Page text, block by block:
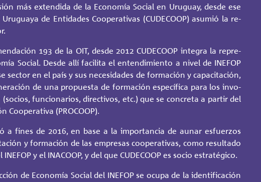
más ex­ten­di­da de la Eco­no­mía So­cial en Uru­guay, desde ese
de En­ti­da­des Coope­ra­ti­vas (CU­DE­CO­OP) asu­mió la re­
193 de la OIT, desde 2012 CU­DE­CO­OP in­te­gra la re­pre­
So­cial. Desde allí fa­ci­li­ta el en­ten­di­mien­to a nivel de INEFOP
sec­tor en el país y sus ne­ce­si­da­des de for­ma­ción y ca­pa­ci­ta­ción,
de una pro­pues­ta de for­ma­ción es­pe­cí­fi­ca para los in­vo­
(so­cios, fun­cio­na­rios, di­rec­ti­vos, etc.) que se con­cre­ta a par­tir del
Coope­ra­ti­va (PRO­COOP).
a fines de 2016, en base a la im­por­tan­cia de aunar es­fuer­zos
y for­ma­ción de las em­pre­sas coope­ra­ti­vas, como re­sul­ta­do
y el INACOOP, y del que CU­DE­CO­OP es socio es­tra­té­gi­co.
de Eco­no­mía So­cial del INEFOP se ocupa de la iden­ti­fi­ca­ción